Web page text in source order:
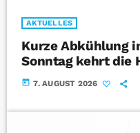
AKTUELLES
Kurze Abkühlung
Sonntag kehrt die
today 7. AUGUST 2026